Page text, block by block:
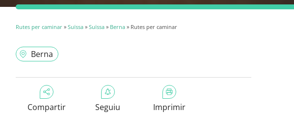
Rutes per caminar » Suïssa » Suïssa » Berna » Rutes per caminar
Berna
Compartir Seguiu Imprimir